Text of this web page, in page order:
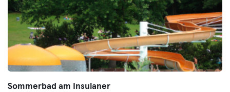
Sommerbad am Insulaner